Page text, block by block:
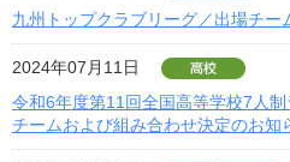
九州トップクラブリーグ／出場チー
2024年07月11日
令和6年度第11回全国高等学校7人
チームおよび組み合わせ決定のお知